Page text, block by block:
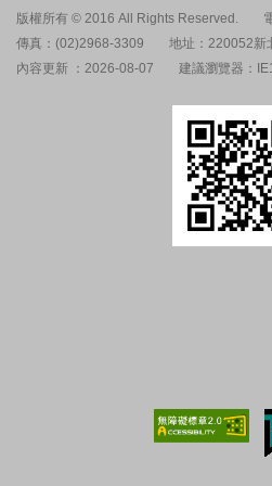
版權所有 © 2016 All Rights Reserved.
傳真：(02)2968-3309
地址：220052新
內容更新 ：2026-08-07
建議瀏覽器：